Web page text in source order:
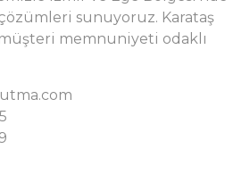
sunuyoruz. Karataş
memnuniyeti odaklı